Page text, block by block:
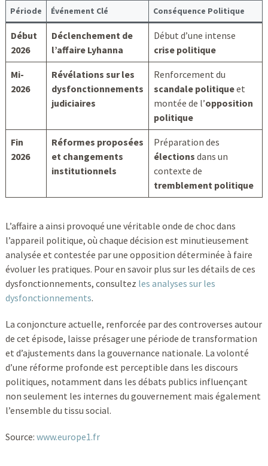
Période Événement Clé Conséquence Politique
Début
2026
Déclenchement de
l’affaire Lyhanna
Début d’une intense
crise politique
Mi-
2026
Révélations sur les
dysfonctionnements
judiciaires
Renforcement du
scandale politiqueet
montée de l’opposition
politique
Fin
2026
Réformes proposées
et changements
institutionnels
Préparation des
élections dans un
contexte de
tremblement politique
L’affaire a ainsi provoqué une véritable onde de choc dans
l’appareil politique, où chaque décision est minutieusement
analysée et contestée par une opposition déterminée à faire
évoluer les pratiques. Pour en savoir plus sur les détails de ces
dysfonctionnements, consultez les analyses sur les
dysfonctionnements.
La conjoncture actuelle, renforcée par des controverses autour
de cet épisode, laisse présager une période de transformation
et d’ajustements dans la gouvernance nationale. La volonté
d’une réforme profonde est perceptible dans les discours
politiques, notamment dans les débats publics influençant
non seulement les internes du gouvernement mais également
l’ensemble du tissu social.
Source: www.europe1.fr